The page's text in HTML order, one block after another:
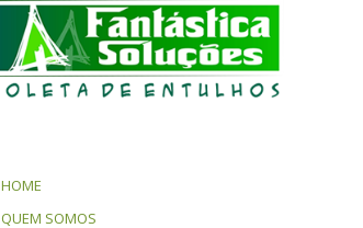
HOME
QUEM SOMOS